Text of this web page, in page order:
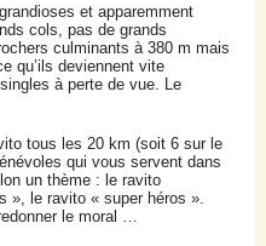
et apparemment
cols, pas de grands
culminants à 380 m mais
qu’ils deviennent vite
à perte de vue. Le
tous les 20 km (soit 6 sur le
qui vous servent dans
un thème : le ravito
», le ravito « super héros ».
le moral …